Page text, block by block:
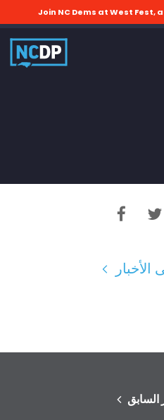
Join NC Dems at West Fest,
الأخبار
السابق